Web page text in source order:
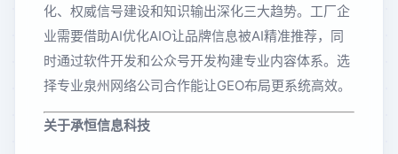
化、权威信号建设和知识输出深化三大趋势。工厂企
业需要借助AI优化AIO让品牌信息被AI精准推荐，同
时通过软件开发和公众号开发构建专业内容体系。选
择专业泉州网络公司合作能让GEO布局更系统高效。
关于承恒信息科技